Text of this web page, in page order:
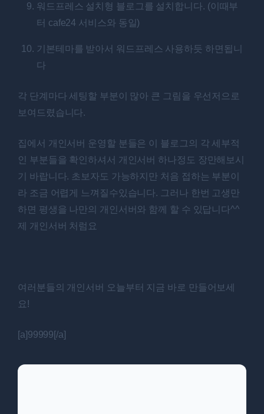
워드프레스 설치형 블로그를 설치합니다. (이때부
터 cafe24 서비스와 동일)
기본테마를 받아서 워드프레스 사용하듯 하면됩니
다
각 단계마다 세팅할 부분이 많아 큰 그림을 우선저으로
보여드렸습니다.
집에서 개인서버 운영할 분들은 이 블로그의 각 세부적
인 부분들을 확인하셔서 개인서버 하나정도 장만해보시
기 바랍니다. 초보자도 가능하지만 처음 접하는 부분이
라 조금 어렵게 느껴질수있습니다. 그러나 한번 고생만
하면 평생을 나만의 개인서버와 함께 할 수 있답니다^^
제 개인서버 처럼요
여러분들의 개인서버 오늘부터 지금 바로 만들어보세
요!
[a]99999[/a]